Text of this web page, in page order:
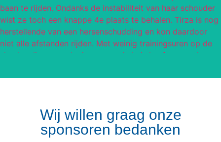
Wij willen graag onze
sponsoren bedanken